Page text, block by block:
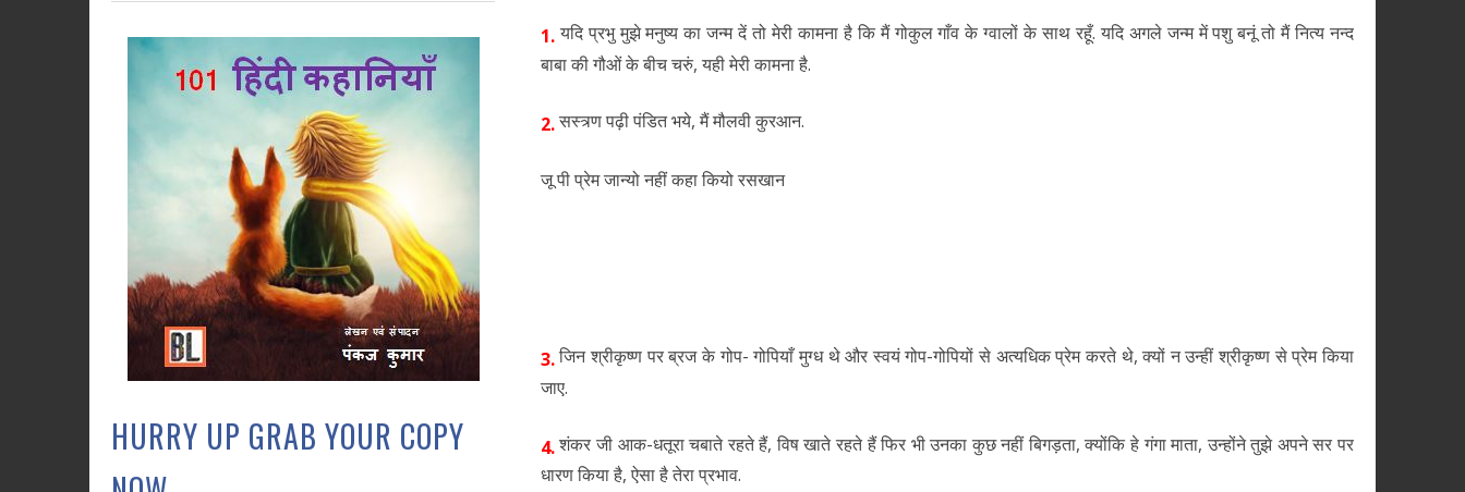
1.यदि प्रभु मुझे मनुष्य का जन्म दें तो मेरी कामना है कि मैं गोकुल गाँव के ग्वालों के साथ रहूँ. यदि अगले जन्म में पशु बनूं तो मैं नित्य नन्द
बाबा की गौओं के बीच चरुं, यही मेरी कामना है.
2.सस्त्र्ण पढ़ी पंडित भये, मैं मौलवी कुरआन.
जू पी प्रेम जान्यो नहीं कहा कियो रसखान
3.जिन श्रीकृष्ण पर ब्रज के गोप- गोपियाँ मुग्ध थे और स्वयं गोप-गोपियों से अत्यधिक प्रेम करते थे, क्यों न उन्हीं श्रीकृष्ण से प्रेम किया
जाए.
4. शंकर जी आक-धतूरा चबाते रहते हैं, विष खाते रहते हैं फिर भी उनका कुछ नहीं बिगड़ता, क्योंकि हे गंगा माता, उन्होंने तुझे अपने सर पर
धारण किया है, ऐसा है तेरा प्रभाव.
HURRY UP GRAB YOUR COPY